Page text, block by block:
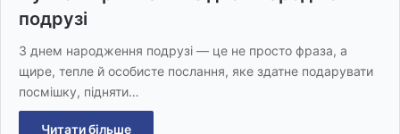
подрузі
З днем народження подрузі — це не просто фраза, а
щире, тепле й особисте послання, яке здатне подарувати
посмішку, підняти…
Читати більше